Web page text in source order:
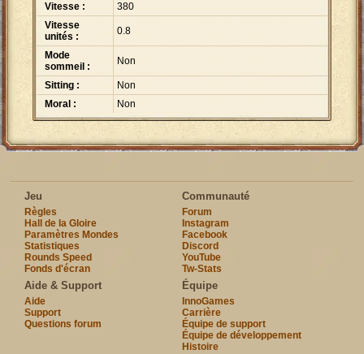
Vitesse :
380
Vitesse
unités :
0.8
Mode
sommeil :
Non
Sitting :
Non
Moral :
Non
Jeu
Règles
Hall de la Gloire
Paramètres Mondes
Statistiques
Rounds Speed
Fonds d'écran
Communauté
Forum
Instagram
Facebook
Discord
YouTube
Tw-Stats
Aide & Support
Aide
Support
Questions forum
Équipe
InnoGames
Carrière
Équipe de support
Équipe de développement
Histoire